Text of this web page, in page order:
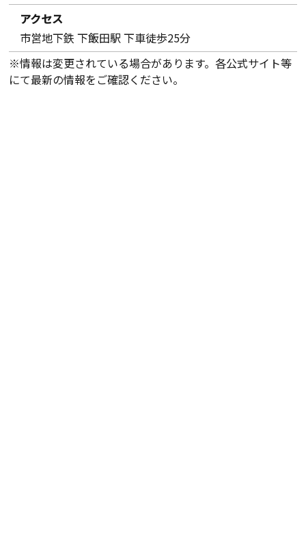
アクセス
市営地下鉄 下飯田駅 下車徒歩25分
※情報は変更されている場合があります。各公式サイト等
にて最新の情報をご確認ください。